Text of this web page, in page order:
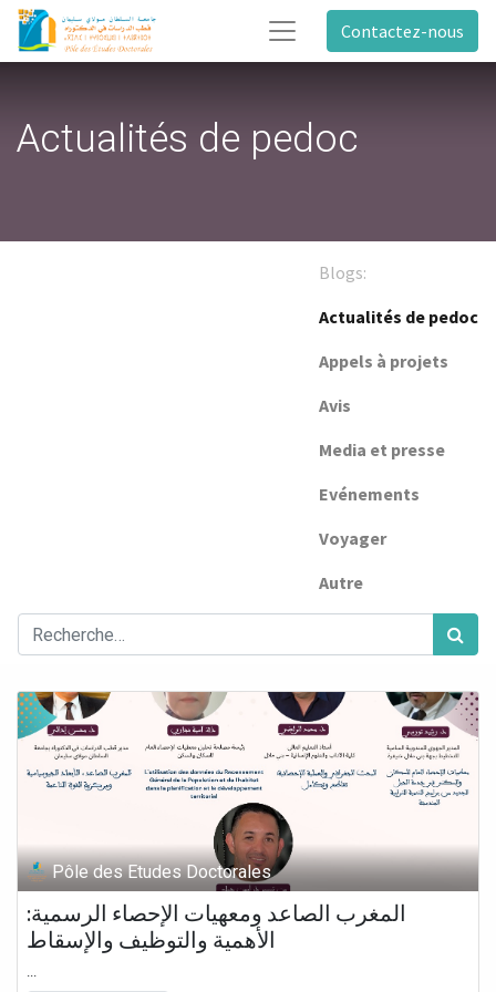
Contactez-nous
Actualités de pedoc
Blogs:
Actualités de pedoc
Appels à projets
Avis
Media et presse
Evénements
Voyager
Autre
Pôle des Etudes Doctorales
المغرب الصاعد ومعهيات الإحصاء الرسمية:
الأهمية والتوظيف والإسقاط
...